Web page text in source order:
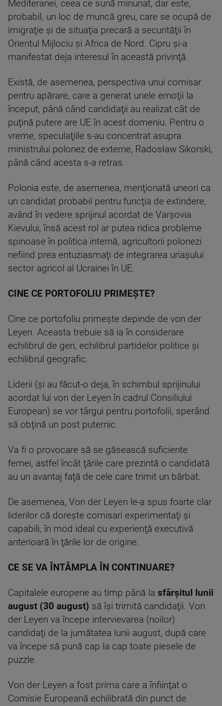
Mediteranei, ceea ce sună minunat, dar este,
probabil, un loc de muncă greu, care se ocupă de
imigraţie şi de situaţia precară a securităţii în
Orientul Mijlociu şi Africa de Nord. Cipru şi-a
manifestat deja interesul în această privinţă.
Există, de asemenea, perspectiva unui comisar
pentru apărare, care a generat unele emoţii la
început, până când candidaţii au realizat cât de
puţină putere are UE în acest domeniu. Pentru o
vreme, speculaţiile s-au concentrat asupra
ministrului polonez de externe, Radosław Sikorski,
până când acesta s-a retras.
Polonia este, de asemenea, menţionată uneori ca
un candidat probabil pentru funcţia de extindere,
având în vedere sprijinul acordat de Varşovia
Kievului, însă acest rol ar putea ridica probleme
spinoase în politica internă, agricultorii polonezi
nefiind prea entuziasmaţi de integrarea uriaşului
sector agricol al Ucrainei în UE.
CINE CE PORTOFOLIU PRIMEŞTE?
Cine ce portofoliu primeşte depinde de von der
Leyen. Aceasta trebuie să ia în considerare
echilibrul de gen, echilibrul partidelor politice şi
echilibrul geografic.
Liderii (şi au făcut-o deja, în schimbul sprijinului
acordat lui von der Leyen în cadrul Consiliului
European) se vor târgui pentru portofolii, sperând
să obţină un post puternic.
Va fi o provocare să se găsească suficiente
femei, astfel încât ţările care prezintă o candidată
au un avantaj faţă de cele care trimit un bărbat.
De asemenea, Von der Leyen le-a spus foarte clar
liderilor că doreşte comisari experimentaţi şi
capabili, în mod ideal cu experienţă executivă
anterioară în ţările lor de origine.
CE SE VA ÎNTÂMPLA ÎN CONTINUARE?
Capitalele europene au timp până la sfârşitul lunii
august (30 august) să îşi trimită candidaţii. Von
der Leyen va începe intervievarea (noilor)
candidaţi de la jumătatea lunii august, după care
va începe să pună cap la cap toate piesele de
puzzle.
Von der Leyen a fost prima care a înfiinţat o
Comisie Europeană echilibrată din punct de